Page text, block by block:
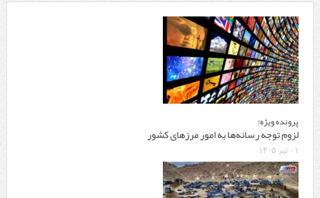
پرونده ویژه؛
لزوم توجه رسانه‌ها به امور مرزهای کشور
۰۱ تیر ۱۴۰۵